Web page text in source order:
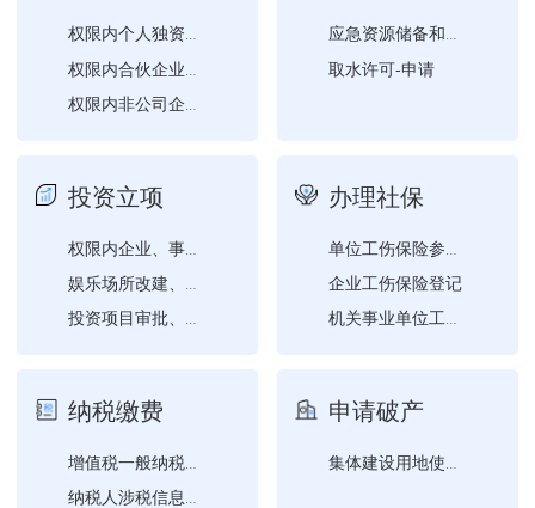
权限内个人独资企业设立登...
权限内非公司企业法人设立...
应急资源储备和维护更新情...
取水许可-申请
投资立项
娱乐场所改建、扩建营业场...
投资项目审批、核准、备案...
办理社保
企业工伤保险登记
机关事业单位工伤保险登记
纳税缴费
纳税人涉税信息查询
申请破产